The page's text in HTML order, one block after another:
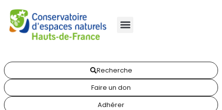
Recherche
Faire un don
Adhérer